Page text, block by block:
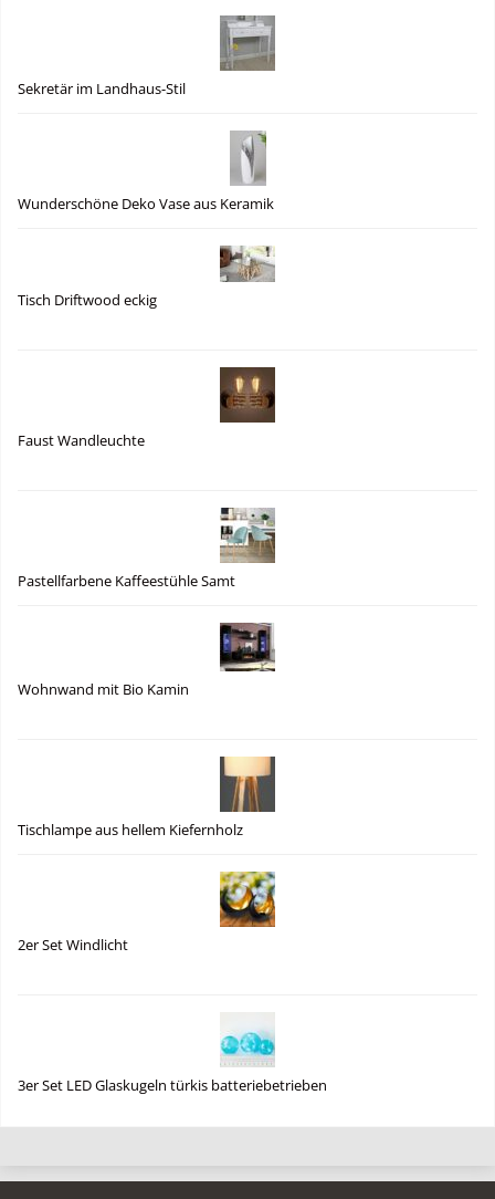
Sekretär im Landhaus-Stil
Wunderschöne Deko Vase aus Keramik
Tisch Driftwood eckig
Faust Wandleuchte
Pastellfarbene Kaffeestühle Samt
Wohnwand mit Bio Kamin
Tischlampe aus hellem Kiefernholz
2er Set Windlicht
3er Set LED Glaskugeln türkis batteriebetrieben